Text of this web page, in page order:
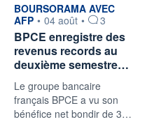
information fournie par
BOURSORAMA AVEC
AFP • 04 août • 3
BPCE enregistre des
revenus records au
deuxième semestre…
Le groupe bancaire
français BPCE a vu son
bénéfice net bondir de 3…